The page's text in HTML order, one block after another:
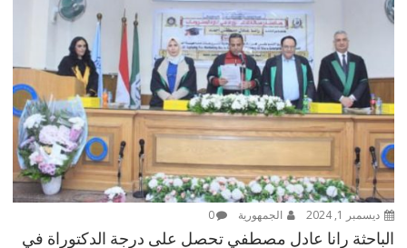
ديسمبر 1, 2024 الجمهورية 0
الباحثة رانا عادل مصطفي تحصل على درجة الدكتوراة في